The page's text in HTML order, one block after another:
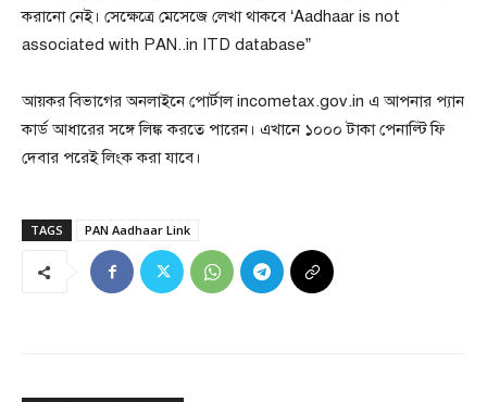
করানো নেই। সেক্ষেত্রে মেসেজে লেখা থাকবে ‘Aadhaar is not
associated with PAN..in ITD database”
আয়কর বিভাগের অনলাইনে পোর্টাল incometax.gov.in এ আপনার প্যান
কার্ড আধারের সঙ্গে লিঙ্ক করতে পারেন। এখানে ১০০০ টাকা পেনাল্টি ফি
দেবার পরেই লিংক করা যাবে।
TAGS PAN Aadhaar Link